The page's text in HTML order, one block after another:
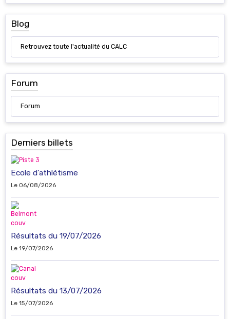
Blog
Retrouvez toute l'actualité du CALC
Forum
Forum
Derniers billets
Ecole d'athlétisme
Le 06/08/2026
Résultats du 19/07/2026
Le 19/07/2026
Résultats du 13/07/2026
Le 15/07/2026